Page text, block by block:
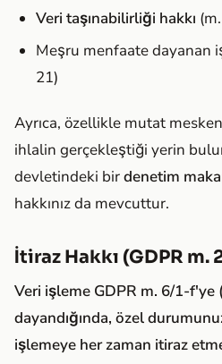
Veri taşınabilirliği hakkı
Meşru menfaate dayanan
21)
Ayrıca, özellikle mutat
ihlalin gerçekleştiği yerin
devletindeki birdenetim
hakkınız da mevcuttur.
İtiraz Hakkı (GDPR m.
Veri işleme GDPR m. 6/1-f'ye
dayandığında, özel
işlemeye her zaman itiraz